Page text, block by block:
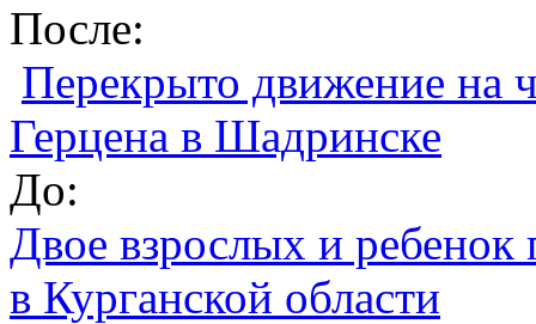
После:
Перекрыто движение на
Герцена в Шадринске
До:
Двое взрослых и ребенок
в Курганской области